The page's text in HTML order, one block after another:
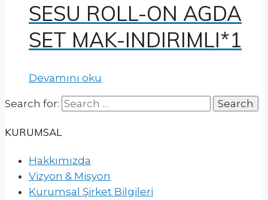
SESU ROLL-ON AGDA
SET MAK-INDIRIMLI*1
Devamını oku
Search for:
KURUMSAL
Hakkımızda
Vizyon & Misyon
Kurumsal Şirket Bilgileri